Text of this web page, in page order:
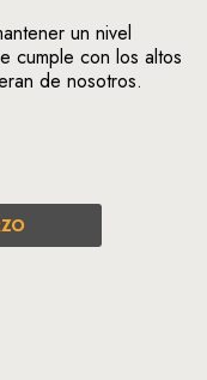
un nivel
cumple con los altos
de nosotros.